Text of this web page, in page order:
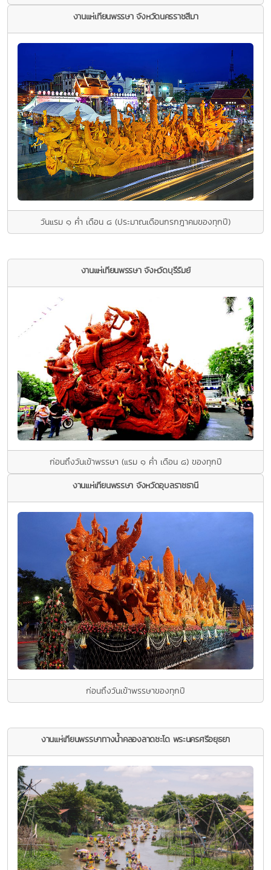
งานแห่เทียนพรรษา จังหวัดนครราชสีมา
วันแรม ๑ ค่ำ เดือน ๘ (ประมาณเดือนกรกฎาคมของทุกปี)
งานแห่เทียนพรรษา จังหวัดบุรีรัมย์
ก่อนถึงวันเข้าพรรษา (แรม ๑ คํ่า เดือน ๘) ของทุกปี
งานแห่เทียนพรรษา จังหวัดอุบลราชธานี
ก่อนถึงวันเข้าพรรษาของทุกปี
งานแห่เทียนพรรษาทางน้ำคลองลาดชะโด พระนครศรีอยุธยา